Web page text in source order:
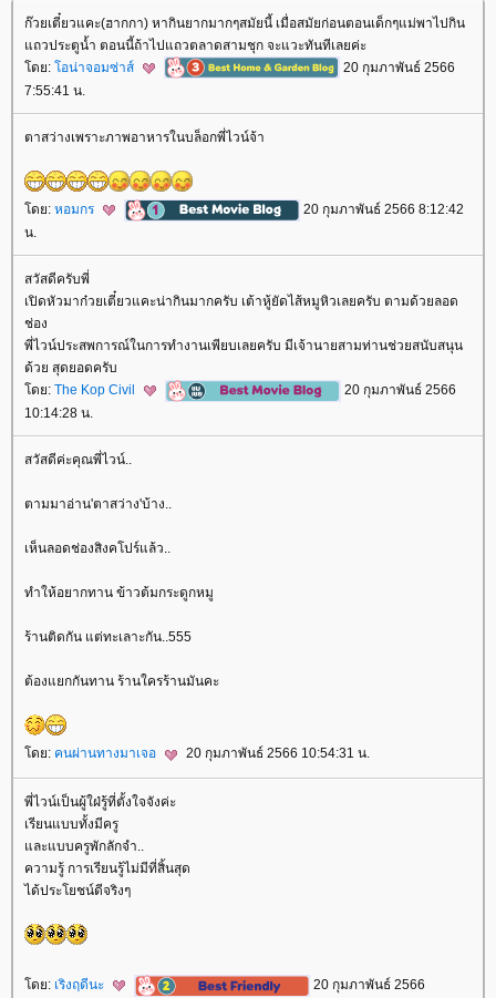
ก๊วยเตี๋ยวแคะ(ฮากกา) หากินยากมากๆสมัยนี้ เมื่อสมัยก่อนตอนเด็กๆแม่พาไปกิน
ถวประตูน้ำ ตอนนี้ถ้าไปแถวตลาดสามชุก จะแวะทันทีเลยค่ะ
ดย: อน่าจอมซ่าส์
20 กุมภาพันธ์ 2566
7:55:41 น.
ตาสว่างเพราะภาพอาหารในบล็อกพี่ไวน์จ้า
ดย: หอมกร
20 กุมภาพันธ์ 2566 8:12:42
น.
สวัสดีครับพี่
เปิดหัวมาก๋วยเตี๋ยวแคะน่ากินมากครับ เต้าหู้ยัดไส้หมูหิวเลยครับ ตามด้วยลอด
ช่อง
พี่ไวน์ประสพการณ์ในการทำงานเพียบเลยครับ มีเจ้านายสามท่านช่วยสนับสนุน
ด้วย สุดยอดครับ
ดย: The Kop Civil
20 กุมภาพันธ์ 2566
10:14:28 น.
สวัสดีค่ะคุณพี่ไวน์..
ตามมาอ่าน'ตาสว่าง'บ้าง..
เห็นลอดช่องสิงคโปร์แล้ว..
ทำให้อยากทาน ข้าวต้มกระดูกหมู
ร้านติดกัน แต่ทะเลาะกัน..555
ต้องแยกกันทาน ร้านใครร้านมันคะ
ดย: คนผ่านทางมาเจอ 20 กุมภาพันธ์ 2566 10:54:31 น.
พี่ไวน์เป็นผู้ใฝ่รู้ที่ตั้งใจจังค่ะ
เรียนแบบทั้งมีครู
ละแบบครูพักลักจำ..
ความรู้ การเรียนรู้ไม่มีที่สิ้นสุด
ได้ประโยชน์ดีจริงๆ
ดย: เริงฤดีนะ
20 กุมภาพันธ์ 2566